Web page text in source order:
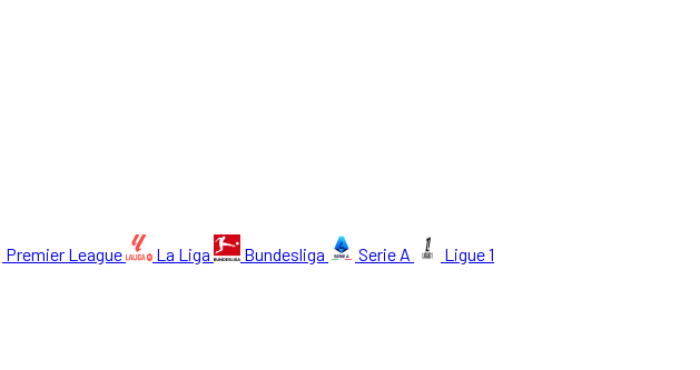
Premier League La Liga Bundesliga Serie A
Ligue 1